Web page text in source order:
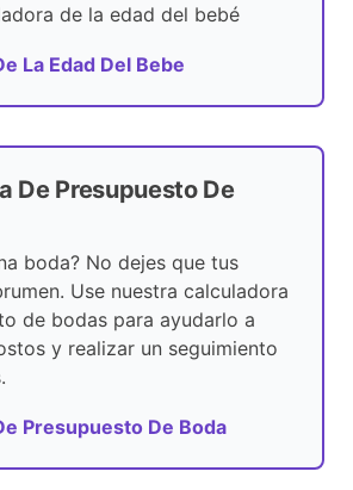
de la edad del bebé
La Edad Del Bebe
De Presupuesto De
boda? No dejes que tus
Use nuestra calculadora
de bodas para ayudarlo a
y realizar un seguimiento
Presupuesto De Boda